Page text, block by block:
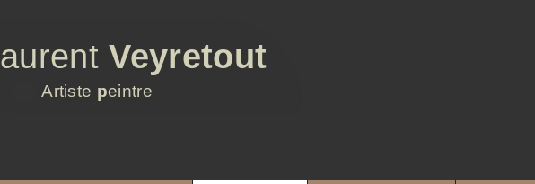
aurentVeyretout
Artiste peintre